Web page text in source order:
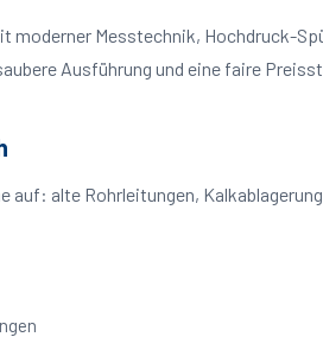
moderner Messtechnik, Hochdruck-
Ausführung und eine faire
auf: alte Rohrleitungen,